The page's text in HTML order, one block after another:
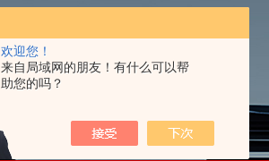
欢迎您！
来自局域网的朋友！有什么可以帮
助您的吗？